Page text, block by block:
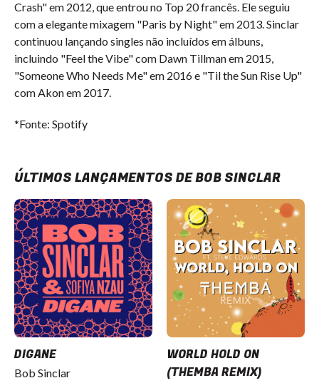
Crash" em 2012, que entrou no Top 20 francês. Ele seguiu
com a elegante mixagem "Paris by Night" em 2013. Sinclar
continuou lançando singles não incluídos em álbuns,
incluindo "Feel the Vibe" com Dawn Tillman em 2015,
"Someone Who Needs Me" em 2016 e "Til the Sun Rise Up"
com Akon em 2017.
*Fonte: Spotify
ÚLTIMOS LANÇAMENTOS DE BOB SINCLAR
DIGANE
Bob Sinclar
WORLD HOLD ON
(THEMBA REMIX)